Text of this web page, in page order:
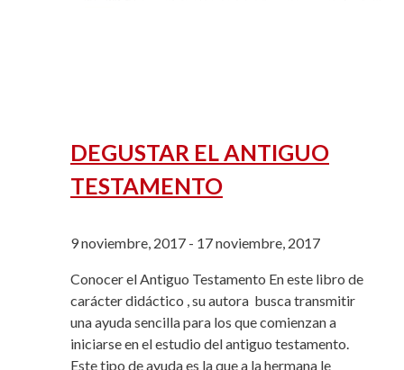
DEGUSTAR EL ANTIGUO
TESTAMENTO
9 noviembre, 2017 - 17 noviembre, 2017
Conocer el Antiguo Testamento En este libro de
carácter didáctico , su autora busca transmitir
una ayuda sencilla para los que comienzan a
iniciarse en el estudio del antiguo testamento.
Este tipo de ayuda es la que a la hermana le